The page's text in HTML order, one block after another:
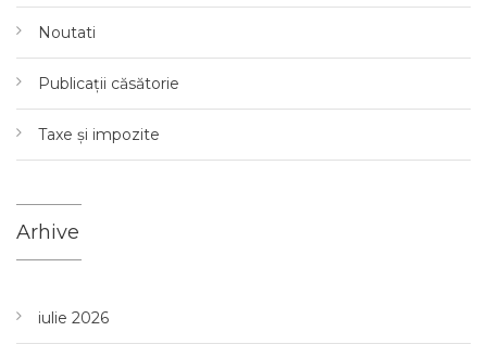
Noutati
Publicații căsătorie
Taxe și impozite
Arhive
iulie 2026